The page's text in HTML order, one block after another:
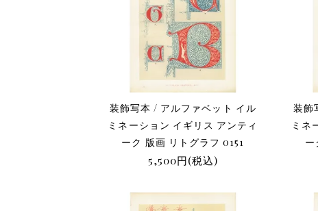
装飾写本 / アルファベット イル
ミネーション イギリス アンティ
ーク 版画 リトグラフ 0151
5,500円(税込)
装飾
ミネ
ー